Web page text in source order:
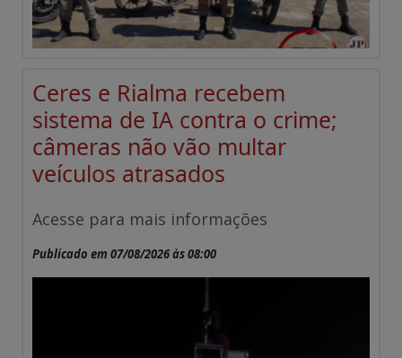
Ceres e Rialma recebem
sistema de IA contra o crime;
câmeras não vão multar
veículos atrasados
Acesse para mais informações
Publicado em 07/08/2026 às 08:00